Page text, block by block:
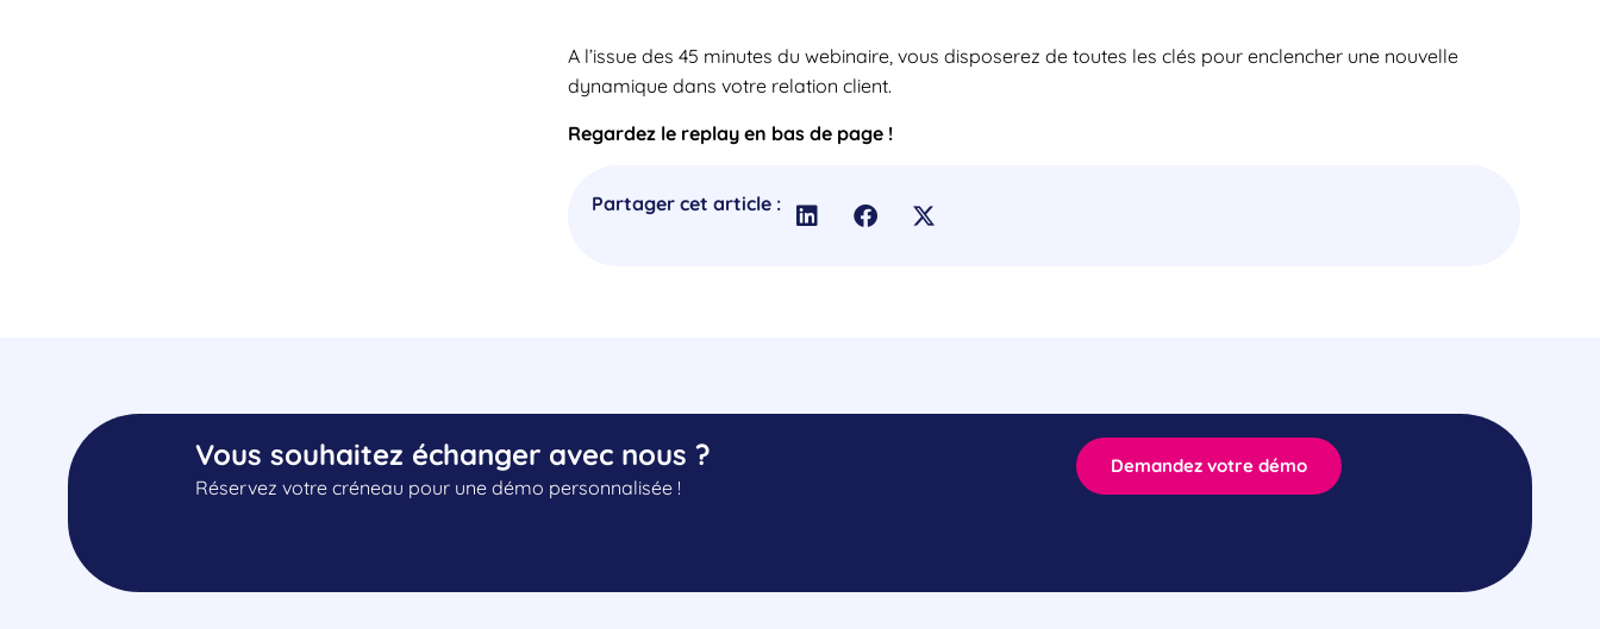
A l’issue des 45 minutes du webinaire, vous disposerez de toutes les clés pour enclencher une nouvelle
dynamique dans votre relation client.
Regardez le replay en bas de page !
Partager cet article :
Demandez votre démo
Vous souhaitez échanger avec nous ?
Réservez votre créneau pour une démo personnalisée !